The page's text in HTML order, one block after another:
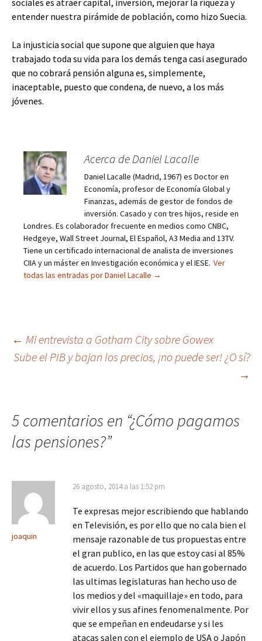
sociales es atraer capital, inversión, mejorar la riqueza y
entender nuestra pirámide de población, como hizo Suecia.
La injusticia social que supone que alguien que haya
trabajado toda su vida para los demás tenga casi asegurado
que no cobrará pensión alguna es, simplemente,
inaceptable, puesto que condena, de nuevo, a los más
jóvenes.
Acerca de Daniel Lacalle
Daniel Lacalle (Madrid, 1967) es Doctor en
Economía, profesor de Economía Global y
Finanzas, además de gestor de fondos de
inversión. Casado y con tres hijos, reside en
Londres. Es colaborador frecuente en medios como CNBC,
Hedgeye, Wall Street Journal, El Español, A3 Media and 13TV.
Tiene un certificado internacional de analista de inversiones
CIIA y un máster en Investigación económica y el IESE. Ver
todas las entradas por Daniel Lacalle →
Navegación
de
← Mi entrevista a Gotham City sobre Gowex
Sube el PIB y bajan los precios, ¡no puede ser! ¿O sí?
→
5 comentarios en “¿Cómo pagamos
las pensiones?”
joaquin
26 agosto, 2014 a las 1:52 pm
Te expresas mejor escribiendo que hablando
en Televisión, es por ello que no cala bien el
mensaje razonable de tus propuestas entre
el gran publico, en las que estoy casi al 85%
de acuerdo. Los Partidos que han gobernado
las ultimas legislaturas han hecho uso de
los medios y del «maquillaje» en todo, para
vivir ellos y sus afines fenomenalmente. Por
que se empeñan en endeudarse y si les
atacas salen con el ejemplo de USA o Japón